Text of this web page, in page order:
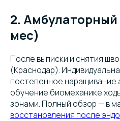
2. Амбулаторный
мес)
После выписки и снятия
(Краснодар).
постепенное наращивание
обучение биомеханике
зонами. Полный обзор — в
восстановления после